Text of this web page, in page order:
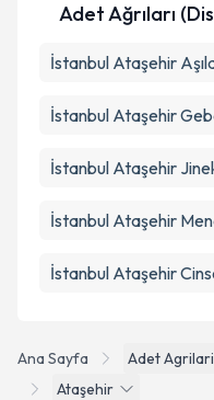
Ana Sayfa Adet
Ataşehir
Adet Ağrıları
İstanbul Ataşehir
İstanbul Ataşehir
İstanbul Ataşehir
İstanbul Ataşehir
İstanbul Ataşehir